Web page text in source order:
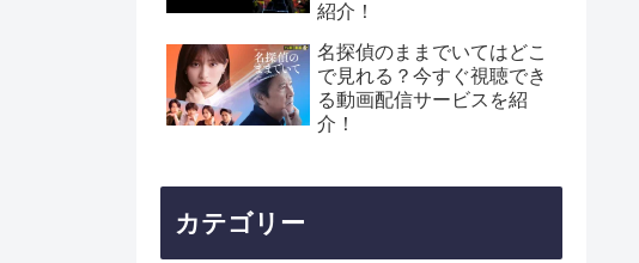
紹介！
名探偵のままでいてはどこ
で見れる？今すぐ視聴でき
る動画配信サービスを紹
介！
カテゴリー